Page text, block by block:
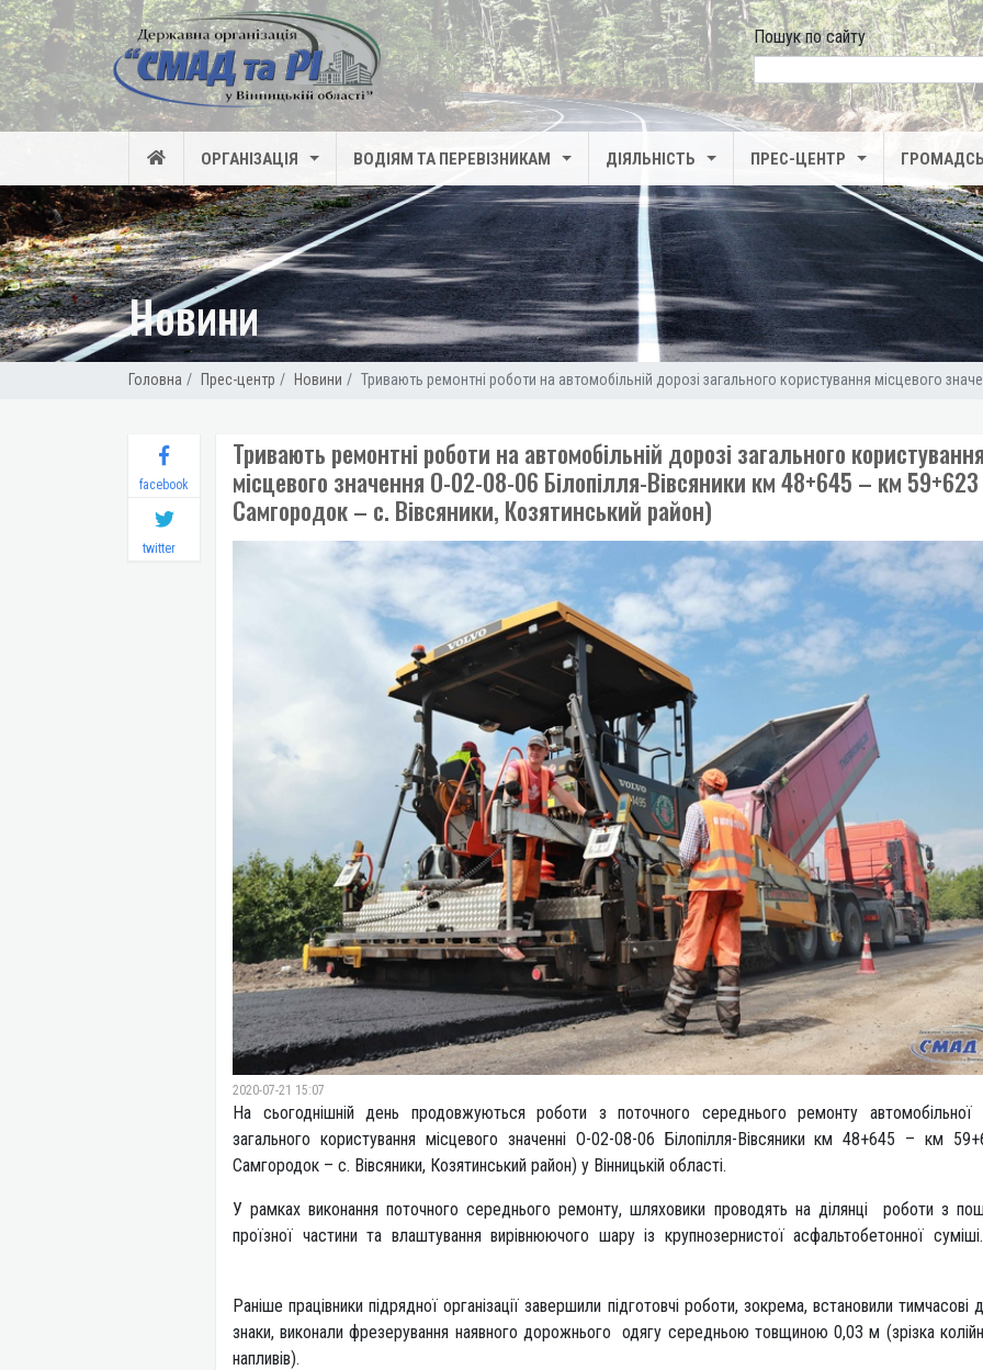
Пошук по сайту
search
ОРГАНІЗАЦІЯ ВОДІЯМ ТА ПЕРЕВІЗНИКАМ ДІЯЛЬНІСТЬ ПРЕС-ЦЕНТР
Головна Прес-центр Новини Тривають ремонтні роботи на автомобільній дорозі загального користування місцевого
Новини
Тривають ремонтні роботи на автомобільній дорозі загального користування
місцевого значення О-02-08-06 Білопілля-Вівсяники км 48+645 – км
Самгородок – с. Вівсяники, Козятинський район)
2020-07-21 15:07
На сьогоднішній день продовжуються роботи з поточного середнього ремонту автомобільної
загального користування місцевого значенні О-02-08-06 Білопілля-Вівсяники км 48+645 – км
Самгородок – с. Вівсяники, Козятинський район) у Вінницькій області.
У рамках виконання поточного середнього ремонту, шляховики проводять на ділянці роботи з
проїзної частини та влаштування вирівнюючого шару із крупнозернистої асфальтобетонної
Раніше працівники підрядної організації завершили підготовчі роботи, зокрема, встановили тимчасові
знаки, виконали фрезерування наявного дорожнього одягу середньою товщиною 0,03 м (зрізка
напливів).
facebook
twitter